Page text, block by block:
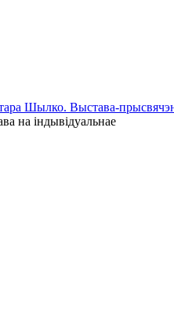
Шылко. Выстава-
на індывідуальнае